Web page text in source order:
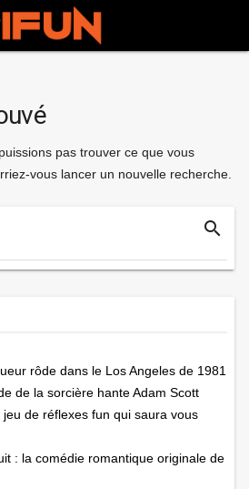
pas trouver ce que vous
vous lancer un nouvelle recherche.
search
rôde dans le Los Angeles de 1981
de la sorcière hante Adam Scott
de réflexes fun qui saura vous
: la comédie romantique originale de